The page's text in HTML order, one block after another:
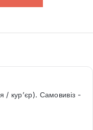
/ кур’єр). Самовивіз -